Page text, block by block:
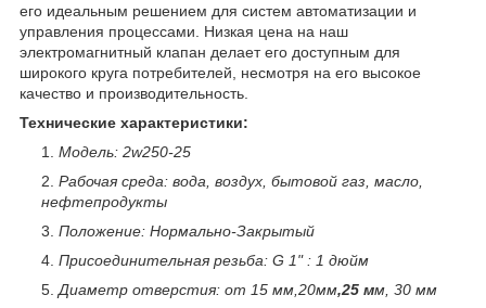
его идеальным решением для систем автоматизации и
управления процессами. Низкая цена на наш
электромагнитный клапан делает его доступным для
широкого круга потребителей, несмотря на его высокое
качество и производительность.
Технические характеристики:
Модель: 2w250-25
Рабочая среда: вода, воздух, бытовой газ, масло,
нефтепродукты
Положение: Нормально-Закрытый
Присоединительная резьба: G 1" : 1 дюйм
Диаметр отверстия: от 15 мм,20мм,25 мм, 30 мм